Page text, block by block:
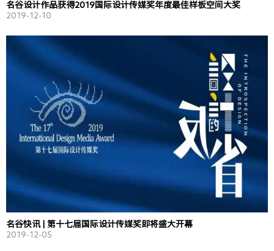
名谷设计作品获得2019国际设计传媒奖年度最佳样板空间大奖
2019-12-10
名谷快讯 | 第十七届国际设计传媒奖即将盛大开幕
2019-12-05